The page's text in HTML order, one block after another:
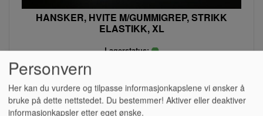
HANSKER, HVITE M/GUMMIGREP, STRIKK
ELASTIKK, XL
Lagerstatus:
eksl. mva.
Kjøp
Personvern
Her kan du vurdere og tilpasse informasjonkapslene vi ønsker å
bruke på dette nettstedet. Du bestemmer! Aktiver eller deaktiver
informasjonkapsler etter eget ønske.